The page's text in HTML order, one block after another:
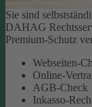
Sie sind
DAHAG
Premium-Schutz
Webseiten-
Online-
AGB-Check
Inkasso-